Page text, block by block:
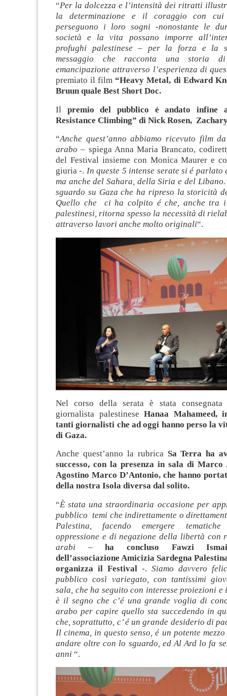
“Per la dolcezza e l’intensità dei ritratti
la determinazione e il coraggio con
perseguono i loro sogni -nonostante le
società e la vita possano imporre
profughi palestinese – per la forza e la
messaggio che racconta una storia
emancipazione attraverso l’esperienza di
premiato il film“Heavy Metal, di Edward
Bruun quale Best Short Doc.
Il premio del pubblico é andato infine
Resistance Climbing” di Nick Rosen,
“Anche quest’anno abbiamo ricevuto film
arabo – spiega Anna Maria Brancato,
del Festival insieme con Monica Maurer e
giuria -. In queste 5 intense serate si é
ma anche del Sahara, della Siria e del
sguardo su Gaza che ha ripreso la storicità
Quello che ci ha colpito é che, anche tra
palestinesi, ritorna spesso la necessità di
attraverso lavori anche molto originali“.
Nel corso della serata è stata
giornalista palestinese Hanaa Mahameed,
tanti giornalisti che ad oggi hanno perso la
di Gaza.
Anche quest’anno la rubricaSa Terra ha
successo, con la presenza in sala di Marco
Agostino Marco D’Antonio, che hanno
della nostra Isola diversa dal solito.
“È stata una straordinaria occasione per
pubblico temi che indirettamente o
Palestina, facendo emergere
oppressione e di negazione della libertà con
arabi –ha concluso Fawzi
dell’associazione Amicizia Sardegna
organizza il Festival -. Siamo davvero
pubblico così variegato, con tantissimi
sala, che ha seguito con interesse proiezioni e
è il segno che c’é una grande voglia di
arabo per capire quello sta succedendo in
che, soprattutto, c’ é un grande desiderio di
Il cinema, in questo senso, é un potente
andare oltre con lo sguardo, ed Al Ard lo fa
anni “.